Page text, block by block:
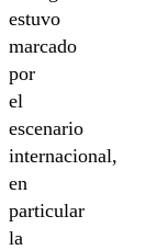
estuvo
marcado
por
el
escenario
internacional,
en
particular
la